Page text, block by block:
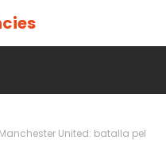
United: batalla pel